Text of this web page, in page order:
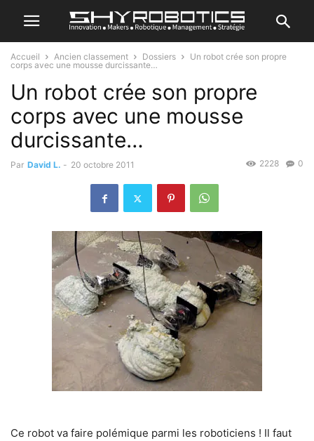
Accueil Ancien classement Dossiers
Un robot crée son propre
corps avec une mousse durcissante…
Un robot crée son propre
corps avec une mousse
durcissante…
Par David L. - 20 octobre 2011 0
2228
Ce robot va faire polémique parmi les roboticiens ! Il faut